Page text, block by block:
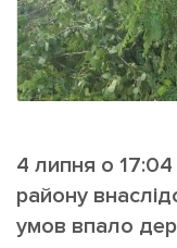
Картки
Репортаж
Розслідування
Ініціативи
Лонгріди
4 липня о
району
умов впало